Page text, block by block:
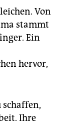
Von
stammt
Ein
hervor,
Ihre